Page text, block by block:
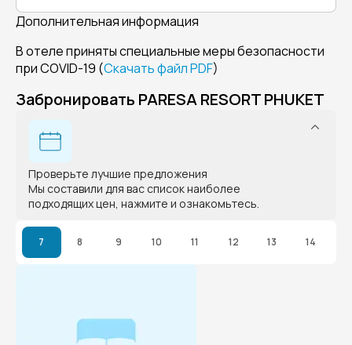
Дополнительная информация
В отеле приняты специальные меры безопасности
при COVID-19 (Скачать файл PDF)
Забронировать PARESA RESORT PHUKET
Проверьте лучшие предложения
Мы составили для вас список наиболее
подходящих цен, нажмите и ознакомьтесь.
7 8 9 10 11 12 13 14